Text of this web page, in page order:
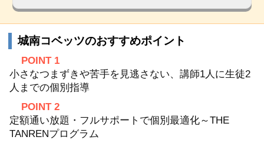
城南コベッツのおすすめポイント
POINT 1
小さなつまずきや苦手を見逃さない、講師1人に生徒2
人までの個別指導
POINT 2
定額通い放題・フルサポートで個別最適化～THE
TANRENプログラム